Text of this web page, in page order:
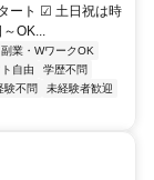
☑ 土日祝は時
OK...
副業・WワークOK
自由
学歴不問
験不問
未経験者歓迎